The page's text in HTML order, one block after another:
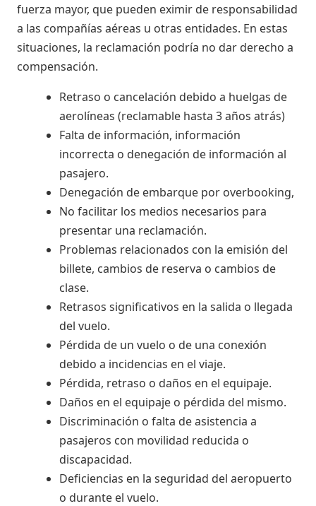
fuerza mayor, que pueden eximir de responsabilidad
a las compañías aéreas u otras entidades. En estas
situaciones, la reclamación podría no dar derecho a
compensación.
Retraso o cancelación debido a huelgas de
aerolíneas (reclamable hasta 3 años atrás)
Falta de información, información
incorrecta o denegación de información al
pasajero.
Denegación de embarque por overbooking,
No facilitar los medios necesarios para
presentar una reclamación.
Problemas relacionados con la emisión del
billete, cambios de reserva o cambios de
clase.
Retrasos significativos en la salida o llegada
del vuelo.
Pérdida de un vuelo o de una conexión
debido a incidencias en el viaje.
Pérdida, retraso o daños en el equipaje.
Daños en el equipaje o pérdida del mismo.
Discriminación o falta de asistencia a
pasajeros con movilidad reducida o
discapacidad.
Deficiencias en la seguridad del aeropuerto
o durante el vuelo.